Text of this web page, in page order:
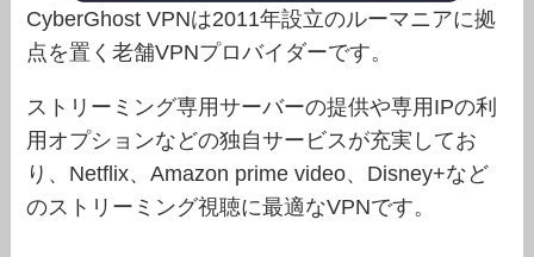
CyberGhost VPNは2011年設立のルーマニアに拠
点を置く老舗VPNプロバイダーです。
ストリーミング専用サーバーの提供や専用IPの利
用オプションなどの独自サービスが充実してお
り、Netflix、Amazon prime video、Disney+など
のストリーミング視聴に最適なVPNです。